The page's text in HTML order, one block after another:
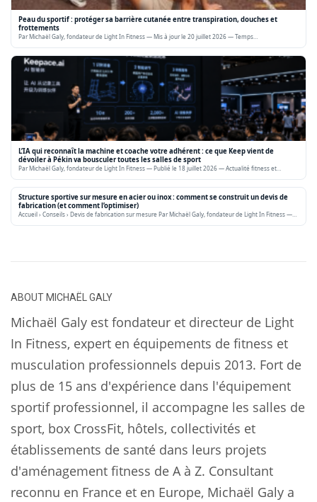
Peau du sportif : protéger sa barrière cutanée entre transpiration, douches et
frottements
Par Michaël Galy, fondateur de Light In Fitness — Mis à jour le 20 juillet 2026 — Temps…
L’IA qui reconnaît la machine et coache votre adhérent : ce que Keep vient de
dévoiler à Pékin va bousculer toutes les salles de sport
Par Michaël Galy, fondateur de Light In Fitness — Publié le 18 juillet 2026 — Actualité fitness et…
Structure sportive sur mesure en acier ou inox : comment se construit un devis de
fabrication (et comment l’optimiser)
Accueil › Conseils › Devis de fabrication sur mesure Par Michaël Galy, fondateur de Light In Fitness —…
ABOUT MICHAËL GALY
Michaël Galy est fondateur et directeur de Light
In Fitness, expert en équipements de fitness et
musculation professionnels depuis 2013. Fort de
plus de 15 ans d'expérience dans l'équipement
sportif professionnel, il accompagne les salles de
sport, box CrossFit, hôtels, collectivités et
établissements de santé dans leurs projets
d'aménagement fitness de A à Z. Consultant
reconnu en France et en Europe, Michaël Galy a